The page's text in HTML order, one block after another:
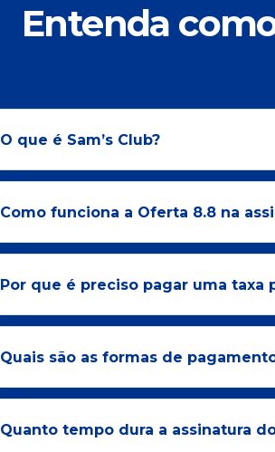
Entenda
O que é Sam’s Club?
Como funciona a Oferta 8.8 na
Por que é preciso pagar uma taxa
Quais são as formas de
Quanto tempo dura a assinatura do